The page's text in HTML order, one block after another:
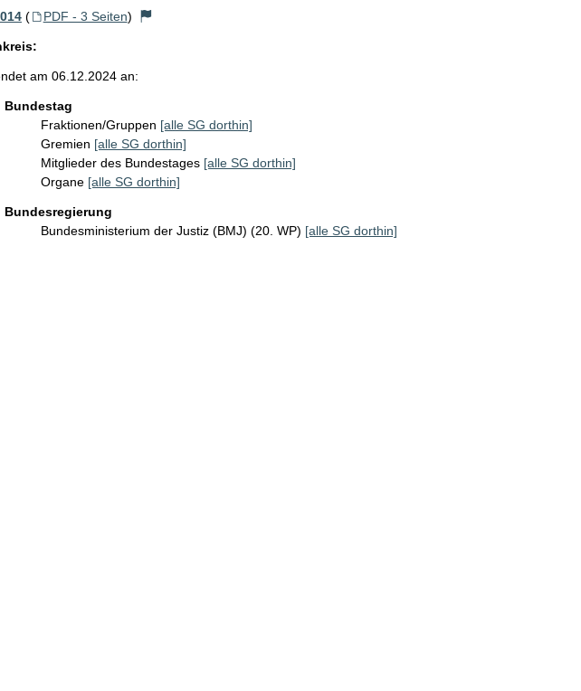
( PDF - 3 Seiten)
am 06.12.2024 an:
Bundestag
Fraktionen/Gruppen [alle SG dorthin]
Gremien [alle SG dorthin]
Mitglieder des Bundestages [alle SG dorthin]
Organe [alle SG dorthin]
Bundesregierung
Bundesministerium der Justiz (BMJ) (20. WP) [alle SG dorthin]